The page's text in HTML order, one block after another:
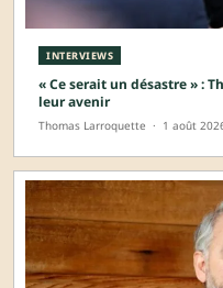
INTERVIEWS
« Ce serait un désastre » :
leur avenir
Thomas Larroquette · 1 août